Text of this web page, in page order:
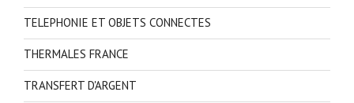
TELEPHONIE ET OBJETS CONNECTES
THERMALES FRANCE
TRANSFERT D'ARGENT